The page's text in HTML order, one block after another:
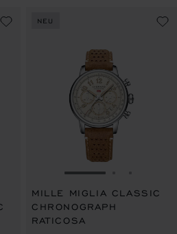
1GEHEN 2
FOLIE GEHEN 3
NEU
ZUR FOLIE
MILLE MIGLIA CLASSIC
CHRONOGRAPH
RATICOSA